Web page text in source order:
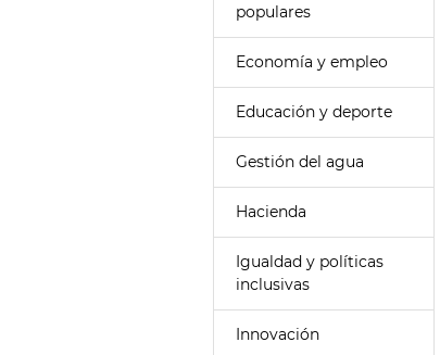
populares
Economía y empleo
Educación y deporte
Gestión del agua
Hacienda
Igualdad y políticas
inclusivas
Innovación